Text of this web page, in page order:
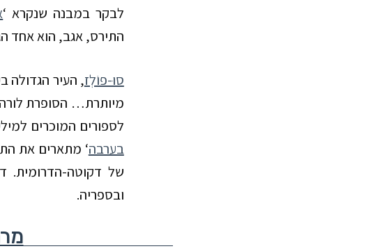
לבקר במבנה שנקרא ‘
התירס, אגב, הוא אחד
סוּ-פוֹלְז, העיר הגדולה
מיותרת… הסופרת
לספורים המוכרים
בערבה‘ מתארים את
של דקוטה-הדרומית.
ובספריה.